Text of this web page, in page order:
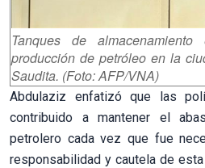
Tanques de
producción de petróleo en la
Saudita. (Foto: AFP/VNA)
Abdulaziz enfatizó que las
contribuido a mantener el
petrolero cada vez que fue
responsabilidad y cautela de